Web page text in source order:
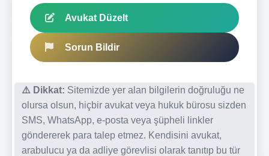
Avukat Düzelt
Sorun Bildir
⚠️ Dikkat: Sitemizde yer alan bilgilerin doğruluğu ne
olursa olsun, hiçbir avukat veya hukuk bürosu sizden
SMS, WhatsApp, e-posta veya şüpheli linkler
göndererek para talep etmez. Kendisini avukat,
arabulucu ya da adliye görevlisi olarak tanıtıp bu tür